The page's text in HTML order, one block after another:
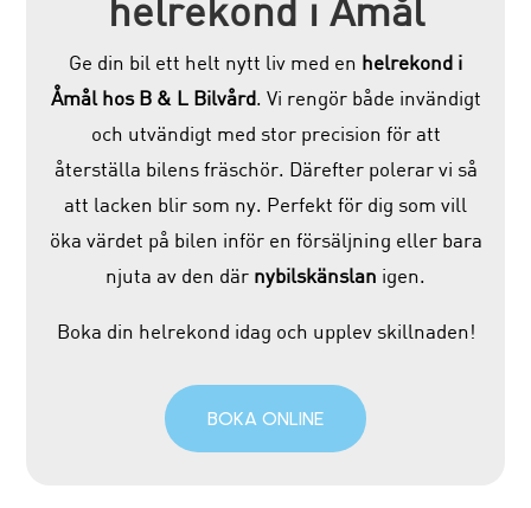
helrekond i Åmål
Ge din bil ett helt nytt liv med en helrekond i
Åmål hos B & L Bilvård. Vi rengör både invändigt
och utvändigt med stor precision för att
återställa bilens fräschör. Därefter polerar vi så
att lacken blir som ny. Perfekt för dig som vill
öka värdet på bilen inför en försäljning eller bara
njuta av den där nybilskänslan igen.
Boka din helrekond idag och upplev skillnaden!
BOKA ONLINE